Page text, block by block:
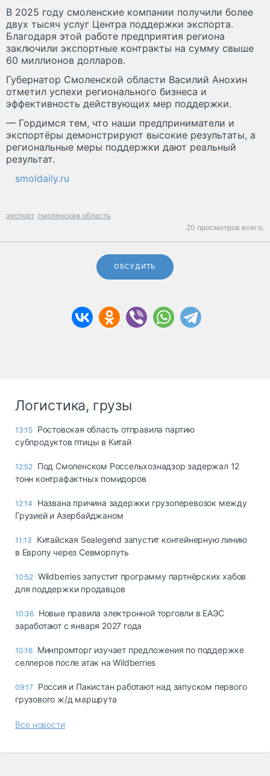
В 2025 году смоленские компании получили более
двух тысяч услуг Центра поддержки экспорта.
Благодаря этой работе предприятия региона
заключили экспортные контракты на сумму свыше
60 миллионов долларов.
Губернатор Смоленской области Василий Анохин
отметил успехи регионального бизнеса и
эффективность действующих мер поддержки.
— Гордимся тем, что наши предприниматели и
экспортёры демонстрируют высокие результаты, а
региональные меры поддержки дают реальный
результат.
smoldaily.ru
экспорт смоленская область
20 просмотров всего.
ОБСУДИТЬ
Логистика, грузы
13:15 Ростовская область отправила партию
субпродуктов птицы в Китай
12:52 Под Смоленском Россельхознадзор задержал 12
тонн контрафактных помидоров
12:14
Названа причина задержки грузоперевозок между
Грузией и Азербайджаном
11:13
Китайская Sealegend запустит контейнерную линию
в Европу через Севморпуть
10:52 Wildberries запустит программу партнёрских хабов
для поддержки продавцов
10:36 Новые правила электронной торговли в ЕАЭС
заработают с января 2027 года
10:16 Минпромторг изучает предложения по поддержке
селлеров после атак на Wildberries
09:17
Россия и Пакистан работают над запуском первого
грузового ж/д маршрута
Все новости